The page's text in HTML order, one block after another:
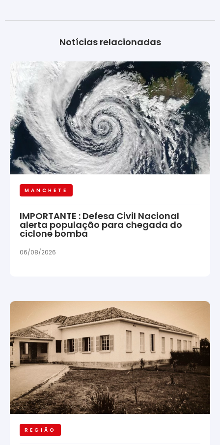
Notícias relacionadas
MANCHETE
IMPORTANTE : Defesa Civil Nacional
alerta população para chegada do
ciclone bomba
06/08/2026
REGIÃO